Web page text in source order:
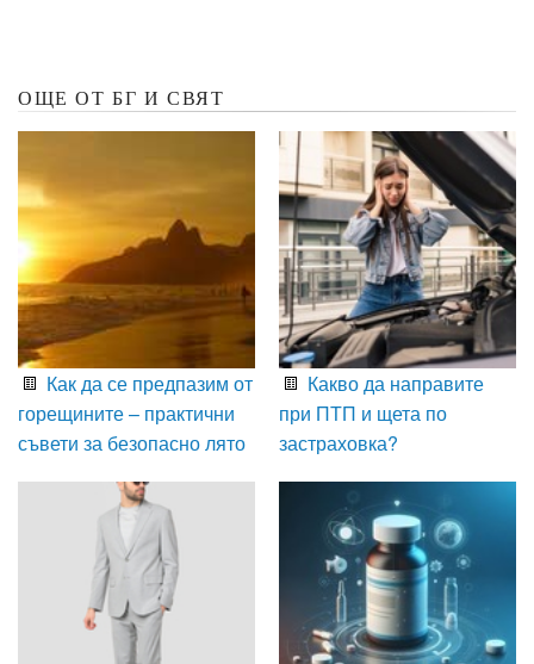
ОЩЕ ОТ БГ И СВЯТ
Как да се предпазим от
горещините – практични
съвети за безопасно лято
Какво да направите
при ПТП и щета по
застраховка?